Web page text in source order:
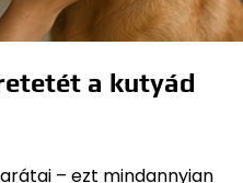
a kutyád
– ezt mindannyian